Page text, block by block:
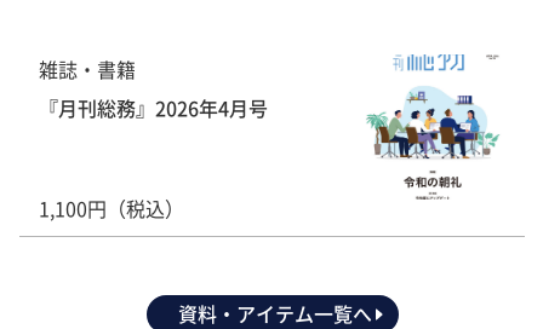
雑誌・書籍
『月刊総務』2026年4月号
1,100円（税込）
資料・アイテム一覧へ